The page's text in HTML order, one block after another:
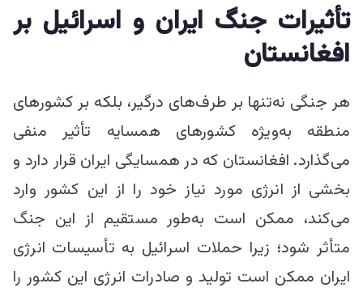
تأثیرات جنگ ایران و اسرائیل بر
افغانستان
هر جنگی نه‌تنها بر طرف‌های درگیر، بلکه بر کشورهای
منطقه به‌ویژه کشورهای همسایه تأثیر منفی
می‌گذارد. افغانستان که در همسایگی ایران قرار دارد و
بخشی از انرژی مورد نیاز خود را از این کشور وارد
می‌کند، ممکن است به‌طور مستقیم از این جنگ
متأثر شود؛ زیرا حملات اسرائیل به تأسیسات انرژی
ایران ممکن است تولید و صادرات انرژی این کشور را